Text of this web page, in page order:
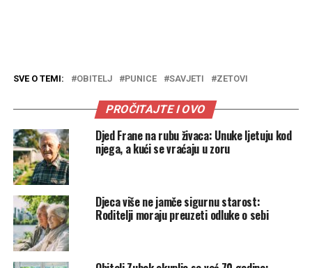
SVE O TEMI: OBITELJ PUNICE SAVJETI ZETOVI
PROČITAJTE I OVO
Djed Frane na rubu živaca: Unuke ljetuju kod
njega, a kući se vraćaju u zoru
Djeca više ne jamče sigurnu starost:
Roditelji moraju preuzeti odluke o sebi